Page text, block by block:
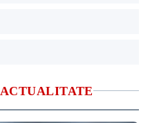
ACTUALITATE